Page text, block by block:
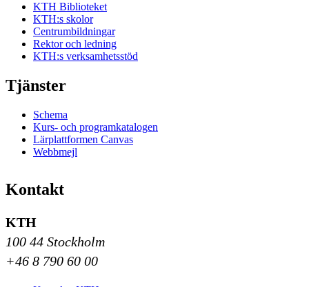
KTH Biblioteket
KTH:s skolor
Centrumbildningar
Rektor och ledning
KTH:s verksamhetsstöd
Tjänster
Schema
Kurs- och programkatalogen
Lärplattformen Canvas
Webbmejl
Kontakt
KTH
100 44 Stockholm
+46 8 790 60 00